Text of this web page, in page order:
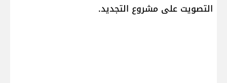
التصويت على مشروع التجديد.